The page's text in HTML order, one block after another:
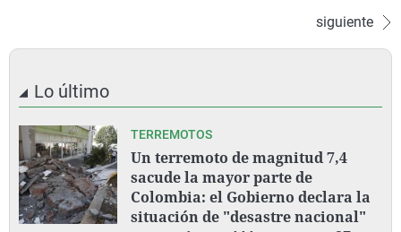
siguiente
Lo último
TERREMOTOS
Un terremoto de magnitud 7,4
sacude la mayor parte de
Colombia: el Gobierno declara la
situación de "desastre nacional"